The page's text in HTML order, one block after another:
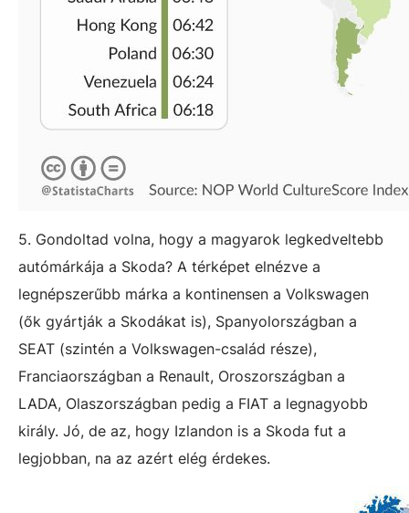
5. Gondoltad volna, hogy a magyarok legkedveltebb
autómárkája a Skoda? A térképet elnézve a
legnépszerűbb márka a kontinensen a Volkswagen
(ők gyártják a Skodákat is), Spanyolországban a
SEAT (szintén a Volkswagen-család része),
Franciaországban a Renault, Oroszországban a
LADA, Olaszországban pedig a FIAT a legnagyobb
király. Jó, de az, hogy Izlandon is a Skoda fut a
legjobban, na az azért elég érdekes.